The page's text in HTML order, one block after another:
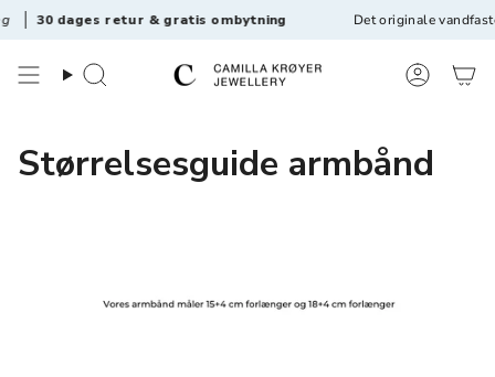
Videre30 dages retur & gratis ombytning Det originale
Søg Konto
Størrelsesguide armbånd